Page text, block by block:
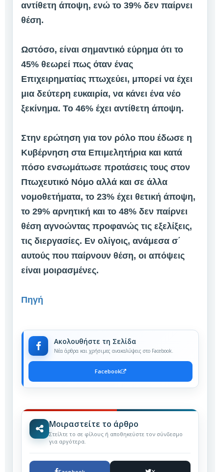
αντίθετη άποψη, ενώ το 39% δεν παίρνει
θέση.
Ωστόσο, είναι σημαντικό εύρημα ότι το
45% θεωρεί πως όταν ένας
Επιχειρηματίας πτωχεύει, μπορεί να έχει
μια δεύτερη ευκαιρία, να κάνει ένα νέο
ξεκίνημα. Το 46% έχει αντίθετη άποψη.
Στην ερώτηση για τον ρόλο που έδωσε η
Κυβέρνηση στα Επιμελητήρια και κατά
πόσο ενσωμάτωσε προτάσεις τους στον
Πτωχευτικό Νόμο αλλά και σε άλλα
νομοθετήματα, το 23% έχει θετική άποψη,
το 29% αρνητική και το 48% δεν παίρνει
θέση αγνοώντας προφανώς τις εξελίξεις,
τις διεργασίες. Εν ολίγοις, ανάμεσα σ΄
αυτούς που παίρνουν θέση, οι απόψεις
είναι μοιρασμένες.
Πηγή
Ακολουθήστε τη Σελίδα
Νέα άρθρα και χρήσιμες ανακαλύψεις στο Facebook.
Facebook
Μοιραστείτε το άρθρο
Στείλτε το σε φίλους ή αποθηκεύστε τον σύνδεσμο
για αργότερα.